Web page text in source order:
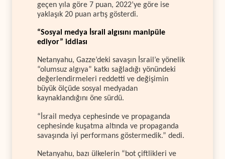
geçen yıla göre 7 puan, 2022’ye göre ise
yaklaşık 20 puan artış gösterdi.
“Sosyal medya İsrail algısını manipüle
ediyor” iddiası
Netanyahu, Gazze’deki savaşın İsrail’e yönelik
“olumsuz algıya” katkı sağladığı yönündeki
değerlendirmeleri reddetti ve değişimin
büyük ölçüde sosyal medyadan
kaynaklandığını öne sürdü.
“İsrail medya cephesinde ve propaganda
cephesinde kuşatma altında ve propaganda
savaşında iyi performans göstermedik.” dedi.
Netanyahu, bazı ülkelerin “bot çiftlikleri ve